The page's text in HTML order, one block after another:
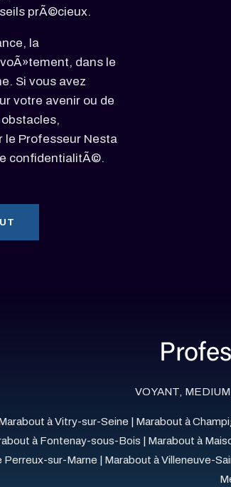
prÃ©cieux.
la
dans le
Si vous avez
votre avenir ou de
Professeur Nesta
confidentialitÃ©.
VOYANT,
à Vitry-sur-Seine Marabout à
à Fontenay-sous-Bois Marabout à
Perreux-sur-Marne
Marabout à Villeneuve-